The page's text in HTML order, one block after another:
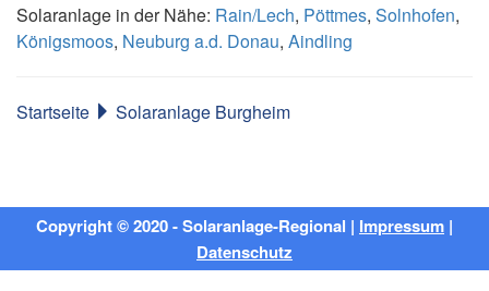
Solaranlage in der Nähe: Rain/Lech, Pöttmes, Solnhofen,
Königsmoos, Neuburg a.d. Donau, Aindling
Startseite Solaranlage Burgheim
Copyright © 2020 - Solaranlage-Regional | Impressum |
Datenschutz